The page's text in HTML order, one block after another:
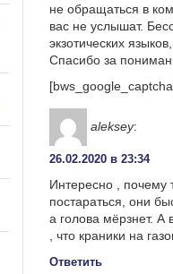
не обращаться в
вас не услышат.
экзотических
Спасибо за
aleksey:
26.02.2020 в 23:34
Интересно , почему
постараться, они
а голова мёрзнет. А
, что краники на
Ответить